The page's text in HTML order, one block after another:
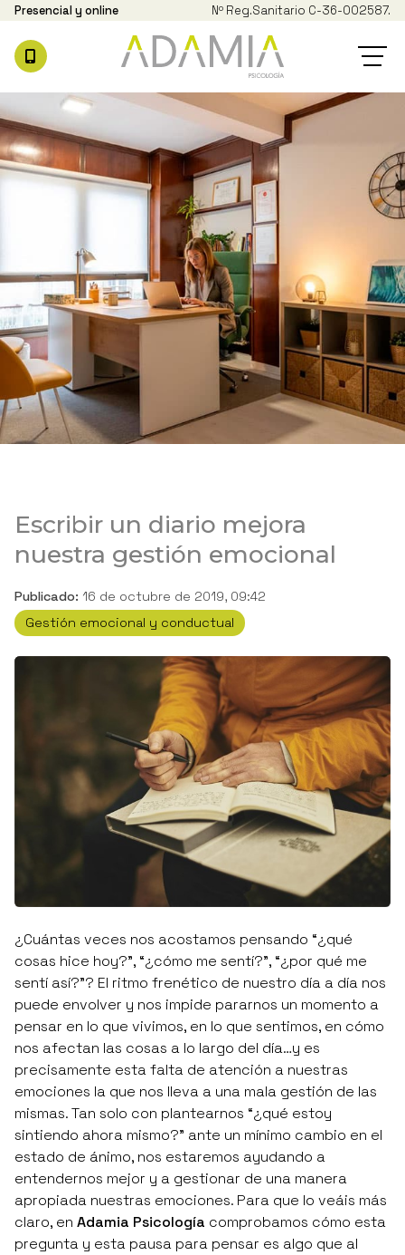
Presencial y online Nº Reg.Sanitario C-36-002587.
Escribir un diario mejora
nuestra gestión emocional
Publicado: 16 de octubre de 2019, 09:42
Gestión emocional y conductual
¿Cuántas veces nos acostamos pensando “¿qué
cosas hice hoy?”, “¿cómo me sentí?”, “¿por qué me
sentí así?”? El ritmo frenético de nuestro día a día nos
puede envolver y nos impide pararnos un momento a
pensar en lo que vivimos, en lo que sentimos, en cómo
nos afectan las cosas a lo largo del día…y es
precisamente esta falta de atención a nuestras
emociones la que nos lleva a una mala gestión de las
mismas. Tan solo con plantearnos “¿qué estoy
sintiendo ahora mismo?” ante un mínimo cambio en el
estado de ánimo, nos estaremos ayudando a
entendernos mejor y a gestionar de una manera
apropiada nuestras emociones. Para que lo veáis más
claro, en Adamia Psicología comprobamos cómo esta
pregunta y esta pausa para pensar es algo que al